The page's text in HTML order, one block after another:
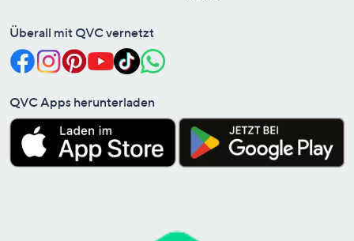
Überall mit QVC vernetzt
QVC Apps herunterladen